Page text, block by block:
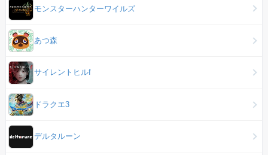
モンスターハンターワイルズ
あつ森
サイレントヒルf
ドラクエ3
デルタルーン